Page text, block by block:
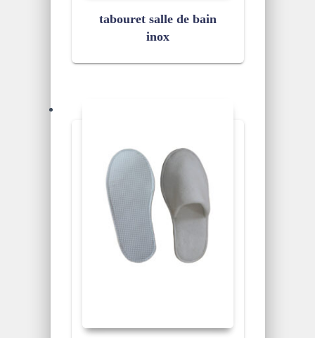
tabouret salle de bain
inox